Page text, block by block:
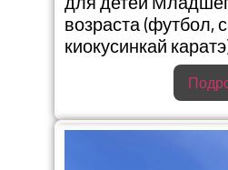
возраста (футбол,
киокусинкай